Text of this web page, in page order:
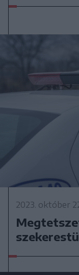
2023. október